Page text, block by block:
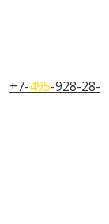
+7-495-928-28-